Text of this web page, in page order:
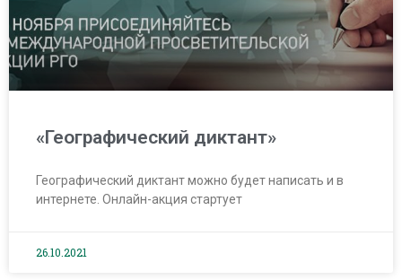
«Географический диктант»
Географический диктант можно будет написать и в
интернете. Онлайн-акция стартует
26.10.2021